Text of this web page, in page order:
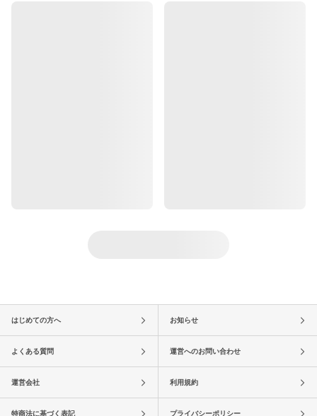
はじめての方へ お知らせ
よくある質問 運営へのお問い合わせ
運営会社 利用規約
特商法に基づく表記 プライバシーポリシー